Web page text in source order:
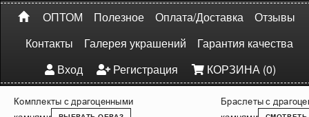
ОПТОМ Полезное Оплата/Доставка
Отзывы
Контакты
Галерея украшений
Гарантия качества
Вход
Регистрация КОРЗИНА (0)
Комплекты с драгоценными
Браслеты с